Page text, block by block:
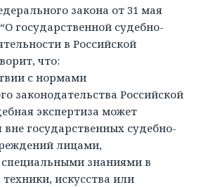
закона от 31 мая
государственной судебно-
в Российской
что:
с нормами
законодательства Российской
экспертиза может
вне государственных судебно-
лицами,
знаниями в
искусства или